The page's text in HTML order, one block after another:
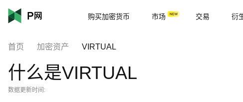
购买加密货币 市场 交易 衍
首页 加密资产 VIRTUAL
什么是VIRTUAL
数据更新时间: